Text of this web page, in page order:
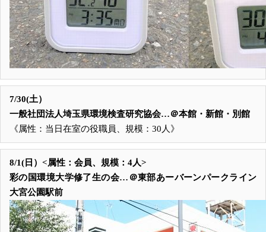
7/30(土）
一般社団法人埼玉県環境検査研究協会…＠本館・新館・別館
《属性：当日在室の役職員、規模：30人》
8/1(日）<属性：会員、規模：4人>
彩の国環境大学修了生の会…＠東部あーバーンパークライン
大宮公園駅前